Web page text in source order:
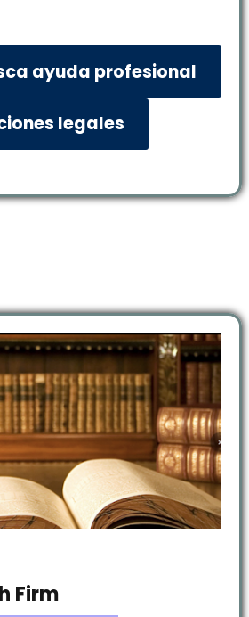
ayuda profesional
legales
Firm